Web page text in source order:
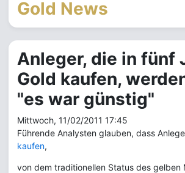
Gold News
Anleger, die in fünf
Gold kaufen,
"es war günstig"
Mittwoch, 11/02/2011 17:45
Führende Analysten glauben, dass
kaufen,
von dem traditionellen Status des gelben